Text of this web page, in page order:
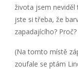
života jsem neviděl
jste si třeba, že
zapadajícího? Proč?
(Na tomto místě
zoufale se ptám